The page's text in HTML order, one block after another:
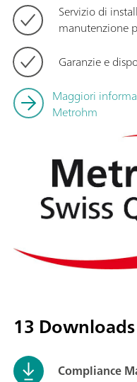
Servizio di
manutenzione
Garanzie e
Maggiori
Metrohm
13 Downloads
Compliance